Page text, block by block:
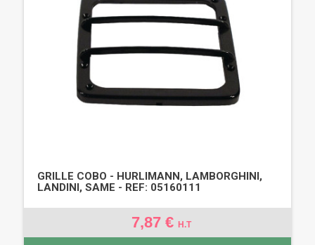
GRILLE COBO - HURLIMANN, LAMBORGHINI,
LANDINI, SAME - REF: 05160111
7,87 € H.T